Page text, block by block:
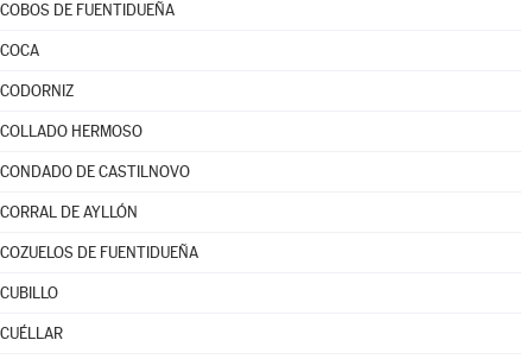
COBOS DE FUENTIDUEÑA
COCA
CODORNIZ
COLLADO HERMOSO
CONDADO DE CASTILNOVO
CORRAL DE AYLLÓN
COZUELOS DE FUENTIDUEÑA
CUBILLO
CUÉLLAR